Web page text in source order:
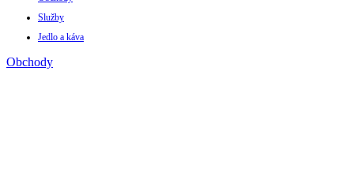
Služby
Jedlo a káva
Obchody